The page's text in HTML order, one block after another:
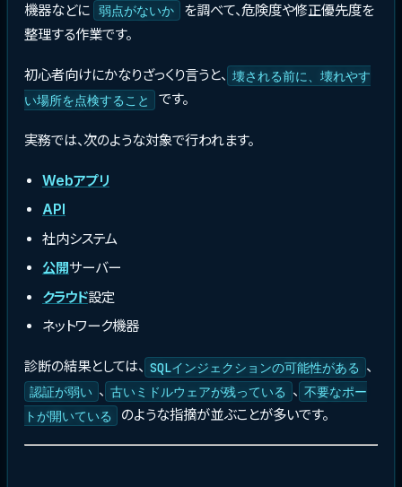
機器などに 弱点がないか
を調べて、危険度や修正優先度を
整理する作業です。
初心者向けにかなりざっくり言うと、 壊される前に、壊れやす
い場所を点検すること
です。
実務では、次のような対象で行われます。
Webアプリ
API
社内システム
公開サーバー
クラウド設定
ネットワーク機器
診断の結果としては、 SQLインジェクションの可能性がある 、
認証が弱い 、 古いミドルウェアが残っている 、 不要なポー
トが開いている
のような指摘が並ぶことが多いです。